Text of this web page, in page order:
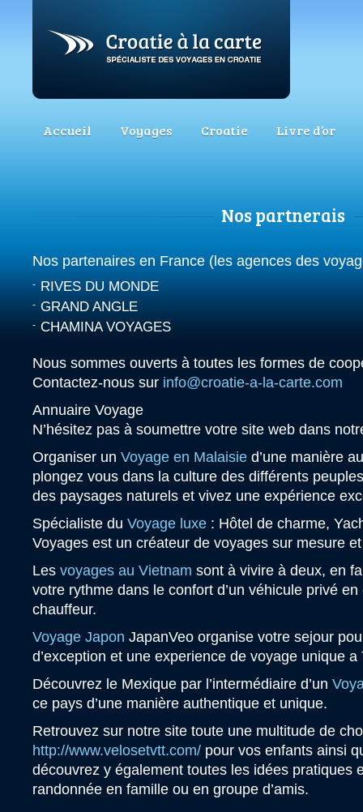
Accueil Voyages Croatie Livre d’or
Nos partnerais
Nos partenaires en France (les agences des
RIVES DU MONDE
GRAND ANGLE
CHAMINA VOYAGES
Nous sommes ouverts à toutes les formes de
Contactez-nous sur info@croatie-a-la-carte.com
Annuaire Voyage
N’hésitez pas à soumettre votre site web dans
Organiser un Voyage en Malaisie d’une manière
plongez vous dans la culture des différents
des paysages naturels et vivez une expérience
Spécialiste du Voyage luxe : Hôtel de charme,
Voyages est un créateur de voyages sur mesure et
Les voyages au Vietnam sont à vivire à deux, en
votre rythme dans le confort d’un véhicule privé
chauffeur.
Voyage Japon JapanVeo organise votre sejour
d’exception et une experience de voyage unique
Découvrez le Mexique par l’intermédiaire d’un
ce pays d’une manière authentique et unique.
Retrouvez sur notre site toute une multitude de
http://www.velosetvtt.com/ pour vos enfants ainsi
découvrez y également toutes les idées pratiques
randonnée en famille ou en groupe d’amis.